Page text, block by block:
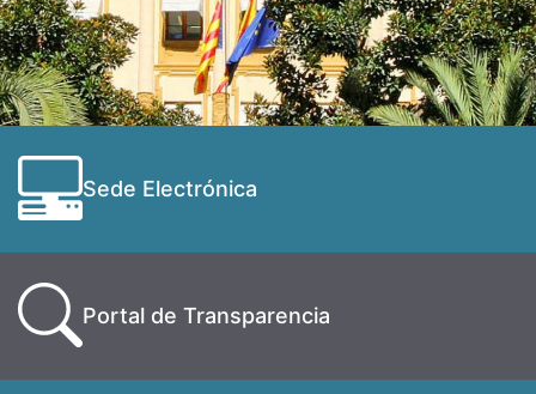
Sede Electrónica
Portal de Transparencia